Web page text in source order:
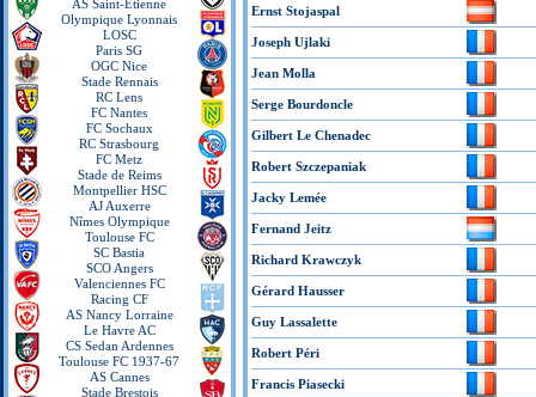
AS Saint-Etienne
Olympique Lyonnais
LOSC
Paris SG
OGC Nice
Stade Rennais
RC Lens
FC Nantes
FC Sochaux
RC Strasbourg
FC Metz
Stade de Reims
Montpellier HSC
AJ Auxerre
Nîmes Olympique
Toulouse FC
SC Bastia
SCO Angers
Valenciennes FC
Racing CF
AS Nancy Lorraine
Le Havre AC
CS Sedan Ardennes
Toulouse FC 1937-67
AS Cannes
Stade Brestois
Ernst Stojaspal
Joseph Ujlaki
Jean Molla
Serge Bourdoncle
Gilbert Le Chenadec
Robert Szczepaniak
Jacky Lemée
Fernand Jeitz
Richard Krawczyk
Gérard Hausser
Guy Lassalette
Robert Péri
Francis Piasecki